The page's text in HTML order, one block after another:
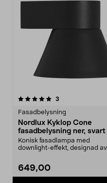
3
Fasadbelysning
Nordlux Kyklop Cone
fasadbelysning ner, svart
Konisk fasadlampa med
downlight-effekt, designad av
649,00
3.0av 5 stjärnor